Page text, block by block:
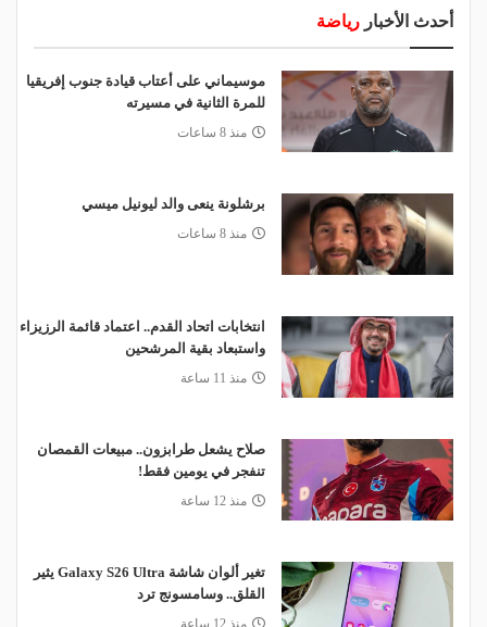
أحدث الأخبار رياضة
موسيماني على أعتاب قيادة جنوب إفريقيا
للمرة الثانية في مسيرته
منذ 8 ساعات
برشلونة ينعى والد ليونيل ميسي
منذ 8 ساعات
انتخابات اتحاد القدم.. اعتماد قائمة الرزيزاء
واستبعاد بقية المرشحين
منذ 11 ساعة
صلاح يشعل طرابزون.. مبيعات القمصان
تنفجر في يومين فقط!
منذ 12 ساعة
تغير ألوان شاشة Galaxy S26 Ultra يثير
القلق.. وسامسونج ترد